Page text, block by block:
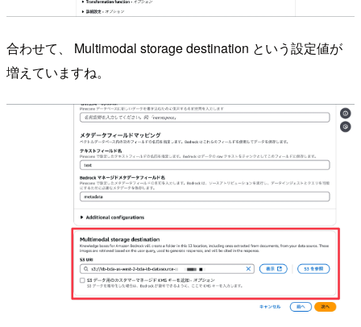
合わせて、 Multimodal storage destination という設定値が
増えていますね。